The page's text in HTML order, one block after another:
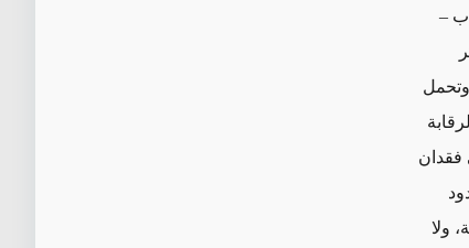
–
وتحمل
فقدان
ولا